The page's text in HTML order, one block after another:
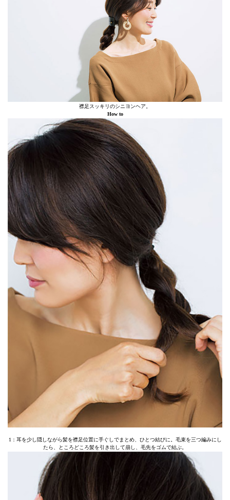
襟足スッキリのシニヨンヘア。
How to
1：耳を少し隠しながら髪を襟足位置に手ぐしでまとめ、ひとつ結びに。毛束を三つ編みにし
たら、ところどころ髪を引き出して崩し、毛先をゴムで結ぶ。